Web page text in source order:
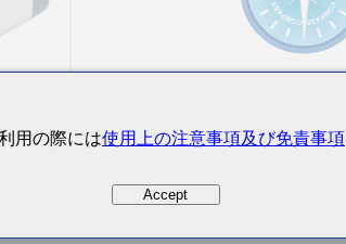
は高いQ値が高周波で得られます。
用の際には使用上の注意事項及び免責事項
Accept